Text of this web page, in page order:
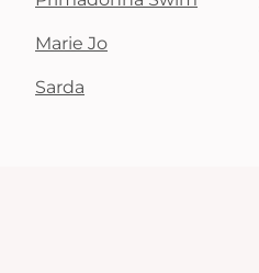
Marie Jo
Sarda